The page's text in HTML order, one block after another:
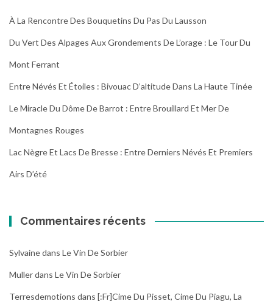
À La Rencontre Des Bouquetins Du Pas Du Lausson
Du Vert Des Alpages Aux Grondements De L’orage : Le Tour Du
Mont Ferrant
Entre Névés Et Étoiles : Bivouac D’altitude Dans La Haute Tinée
Le Miracle Du Dôme De Barrot : Entre Brouillard Et Mer De
Montagnes Rouges
Lac Nègre Et Lacs De Bresse : Entre Derniers Névés Et Premiers
Airs D’été
Commentaires récents
Sylvainedans Le Vin De Sorbier
Mullerdans Le Vin De Sorbier
Terresdemotions dans [:fr]Cime Du Pisset, Cime Du Piagu, La